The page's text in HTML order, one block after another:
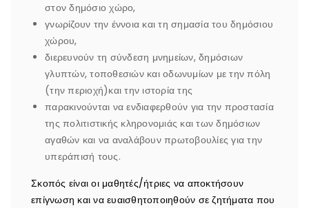
στον δημόσιο χώρο,
γνωρίζουν την έννοια και τη σημασία του δημόσιου
χώρου,
διερευνούν τη σύνδεση μνημείων, δημόσιων
γλυπτών, τοποθεσιών και οδωνυμίων με την πόλη
(την περιοχή)και την ιστορία της
παρακινούνται να ενδιαφερθούν για την προστασία
της πολιτιστικής κληρονομιάς και των δημόσιων
αγαθών και να αναλάβουν πρωτοβουλίες για την
υπεράπισή τους.
Σκοπός είναι οι μαθητές/ήτριες να αποκτήσουν
επίγνωση και να ευαισθητοποιηθούν σε ζητήματα που